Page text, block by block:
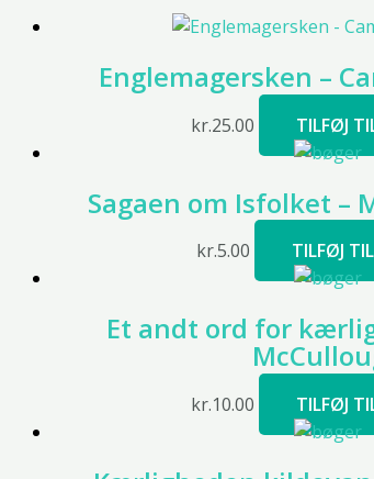
Englemagersken –
kr.25.00 TILFØJ
Sagaen om Isfolket –
kr.5.00 TILFØJ
Et andt ord for
kr.10.00 TILFØJ